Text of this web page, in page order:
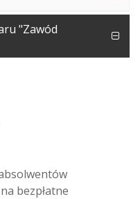
"Zawód
bezpłatne